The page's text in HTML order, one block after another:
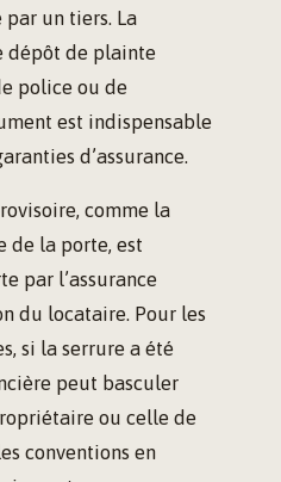
par un tiers. La
dépôt de plainte
police ou de
est indispensable
d’assurance.
comme la
de la porte, est
par l’assurance
du locataire. Pour les
si la serrure a été
peut basculer
ou celle de
conventions en